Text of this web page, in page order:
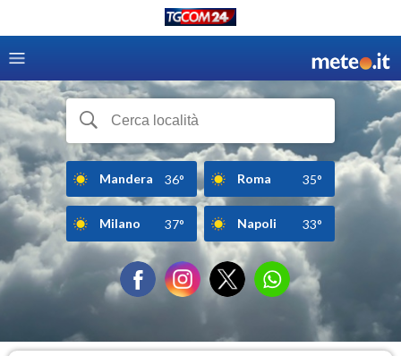
Mandera 36° Roma 35°
Milano 37° Napoli 33°